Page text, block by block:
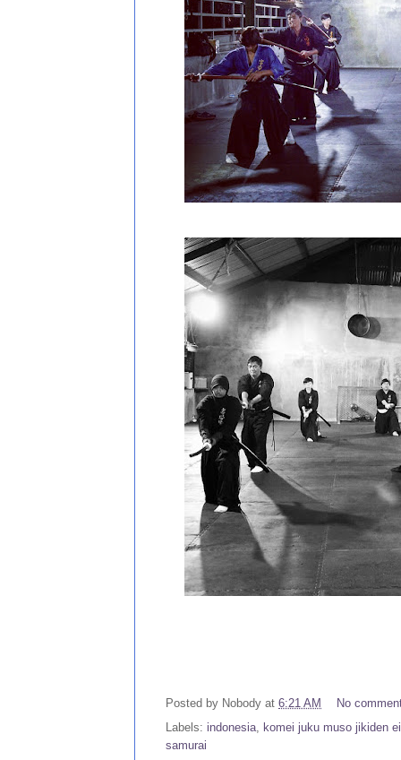
Posted by Nobody at 6:21 AM
No
Labels: indonesia, komei juku muso jikiden
samurai